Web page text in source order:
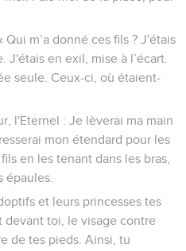
m’a donné ces fils ? J'étais
J'étais en exil, mise à l’écart.
seule. Ceux-ci, où étaient-
l'Eternel : Je lèverai ma main
mon étendard pour les
en les tenant dans les bras,
épaules.
et leurs princesses tes
devant toi, le visage contre
de tes pieds. Ainsi, tu